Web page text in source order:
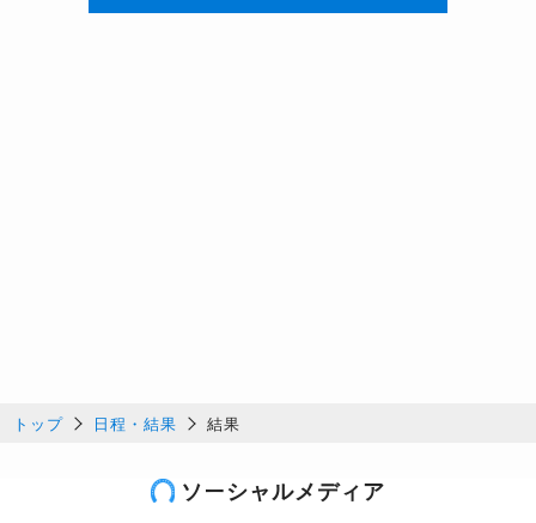
トップ 日程・結果 結果
ソーシャルメディア